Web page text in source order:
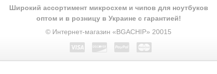
Широкий ассортимент микросхем и чипов для ноутбуков
оптом и в розницу в Украине с гарантией!
© Интернет-магазин «BGACHIP» 20015